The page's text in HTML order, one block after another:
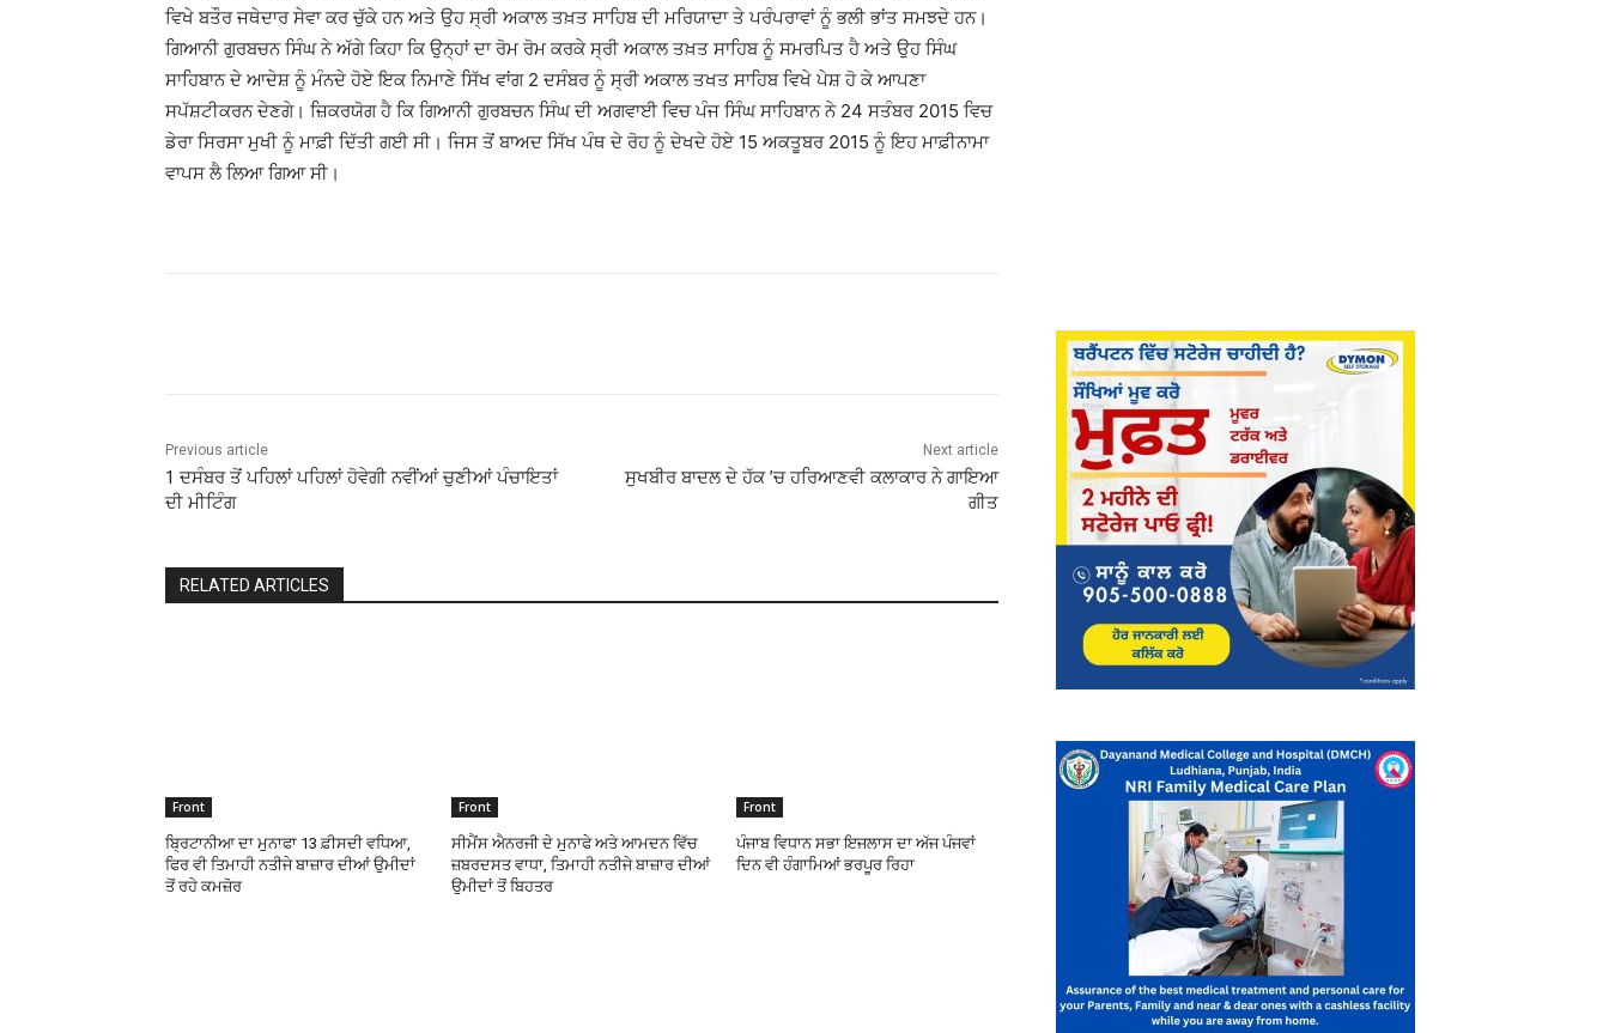
ਵਿਖੇ ਬਤੌਰ ਜਥੇਦਾਰ ਸੇਵਾ ਕਰ ਚੁੱਕੇ ਹਨ ਅਤੇ ਉਹ ਸ੍ਰੀ ਅਕਾਲ ਤਖ਼ਤ ਸਾਹਿਬ ਦੀ ਮਰਿਯਾਦਾ ਤੇ ਪਰੰਪਰਾਵਾਂ ਨੂੰ ਭਲੀ ਭਾਂਤ ਸਮਝਦੇ ਹਨ।
ਗਿਆਨੀ ਗੁਰਬਚਨ ਸਿੰਘ ਨੇ ਅੱਗੇ ਕਿਹਾ ਕਿ ਉਨ੍ਹਾਂ ਦਾ ਰੋਮ ਰੋਮ ਕਰਕੇ ਸ੍ਰੀ ਅਕਾਲ ਤਖ਼ਤ ਸਾਹਿਬ ਨੂੰ ਸਮਰਪਿਤ ਹੈ ਅਤੇ ਉਹ ਸਿੰਘ
ਸਾਹਿਬਾਨ ਦੇ ਆਦੇਸ਼ ਨੂੰ ਮੰਨਦੇ ਹੋਏ ਇਕ ਨਿਮਾਣੇ ਸਿੱਖ ਵਾਂਗ 2 ਦਸੰਬਰ ਨੂੰ ਸ੍ਰੀ ਅਕਾਲ ਤਖਤ ਸਾਹਿਬ ਵਿਖੇ ਪੇਸ਼ ਹੋ ਕੇ ਆਪਣਾ
ਸਪੱਸ਼ਟੀਕਰਨ ਦੇਣਗੇ। ਜ਼ਿਕਰਯੋਗ ਹੈ ਕਿ ਗਿਆਨੀ ਗੁਰਬਚਨ ਸਿੰਘ ਦੀ ਅਗਵਾਈ ਵਿਚ ਪੰਜ ਸਿੰਘ ਸਾਹਿਬਾਨ ਨੇ 24 ਸਤੰਬਰ 2015 ਵਿਚ
ਡੇਰਾ ਸਿਰਸਾ ਮੁਖੀ ਨੂੰ ਮਾਫ਼ੀ ਦਿੱਤੀ ਗਈ ਸੀ। ਜਿਸ ਤੋਂ ਬਾਅਦ ਸਿੱਖ ਪੰਥ ਦੇ ਰੋਹ ਨੂੰ ਦੇਖਦੇ ਹੋਏ 15 ਅਕਤੂਬਰ 2015 ਨੂੰ ਇਹ ਮਾਫ਼ੀਨਾਮਾ
ਵਾਪਸ ਲੈ ਲਿਆ ਗਿਆ ਸੀ।
Previous article
1 ਦਸੰਬਰ ਤੋਂ ਪਹਿਲਾਂ ਪਹਿਲਾਂ ਹੋਵੇਗੀ ਨਵੀਂਆਂ ਚੁਣੀਆਂ ਪੰਚਾਇਤਾਂ
ਦੀ ਮੀਟਿੰਗ
Next article
ਸੁਖਬੀਰ ਬਾਦਲ ਦੇ ਹੱਕ ’ਚ ਹਰਿਆਣਵੀ ਕਲਾਕਾਰ ਨੇ ਗਾਇਆ
ਗੀਤ
RELATED ARTICLES
Front
ਬ੍ਰਿਟਾਨੀਆ ਦਾ ਮੁਨਾਫਾ 13 ਫ਼ੀਸਦੀ ਵਧਿਆ,
ਫਿਰ ਵੀ ਤਿਮਾਹੀ ਨਤੀਜੇ ਬਾਜ਼ਾਰ ਦੀਆਂ ਉਮੀਦਾਂ
ਤੋਂ ਰਹੇ ਕਮਜ਼ੋਰ
Front
ਸੀਮੈਂਸ ਐਨਰਜੀ ਦੇ ਮੁਨਾਫੇ ਅਤੇ ਆਮਦਨ ਵਿੱਚ
ਜ਼ਬਰਦਸਤ ਵਾਧਾ, ਤਿਮਾਹੀ ਨਤੀਜੇ ਬਾਜ਼ਾਰ ਦੀਆਂ
ਉਮੀਦਾਂ ਤੋਂ ਬਿਹਤਰ
Front
ਪੰਜਾਬ ਵਿਧਾਨ ਸਭਾ ਇਜਲਾਸ ਦਾ ਅੱਜ ਪੰਜਵਾਂ
ਦਿਨ ਵੀ ਹੰਗਾਮਿਆਂ ਭਰਪੂਰ ਰਿਹਾ